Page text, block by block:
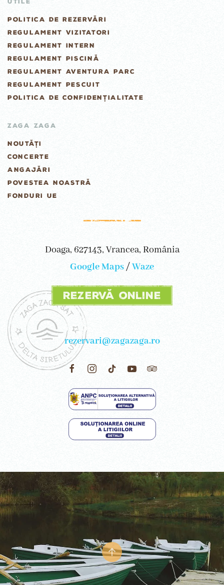
POLITICA DE REZERVĂRI
REGULAMENT VIZITATORI
REGULAMENT INTERN
REGULAMENT PISCINĂ
REGULAMENT AVENTURA PARC
REGULAMENT PESCUIT
POLITICA DE CONFIDENȚIALITATE
ZAGA ZAGA
NOUTĂȚI
CONCERTE
ANGAJĂRI
POVESTEA NOASTRĂ
FONDURI UE
Doaga, 627143, Vrancea, România
Google Maps/Waze
Rezervă online
rezervari@zagazaga.ro